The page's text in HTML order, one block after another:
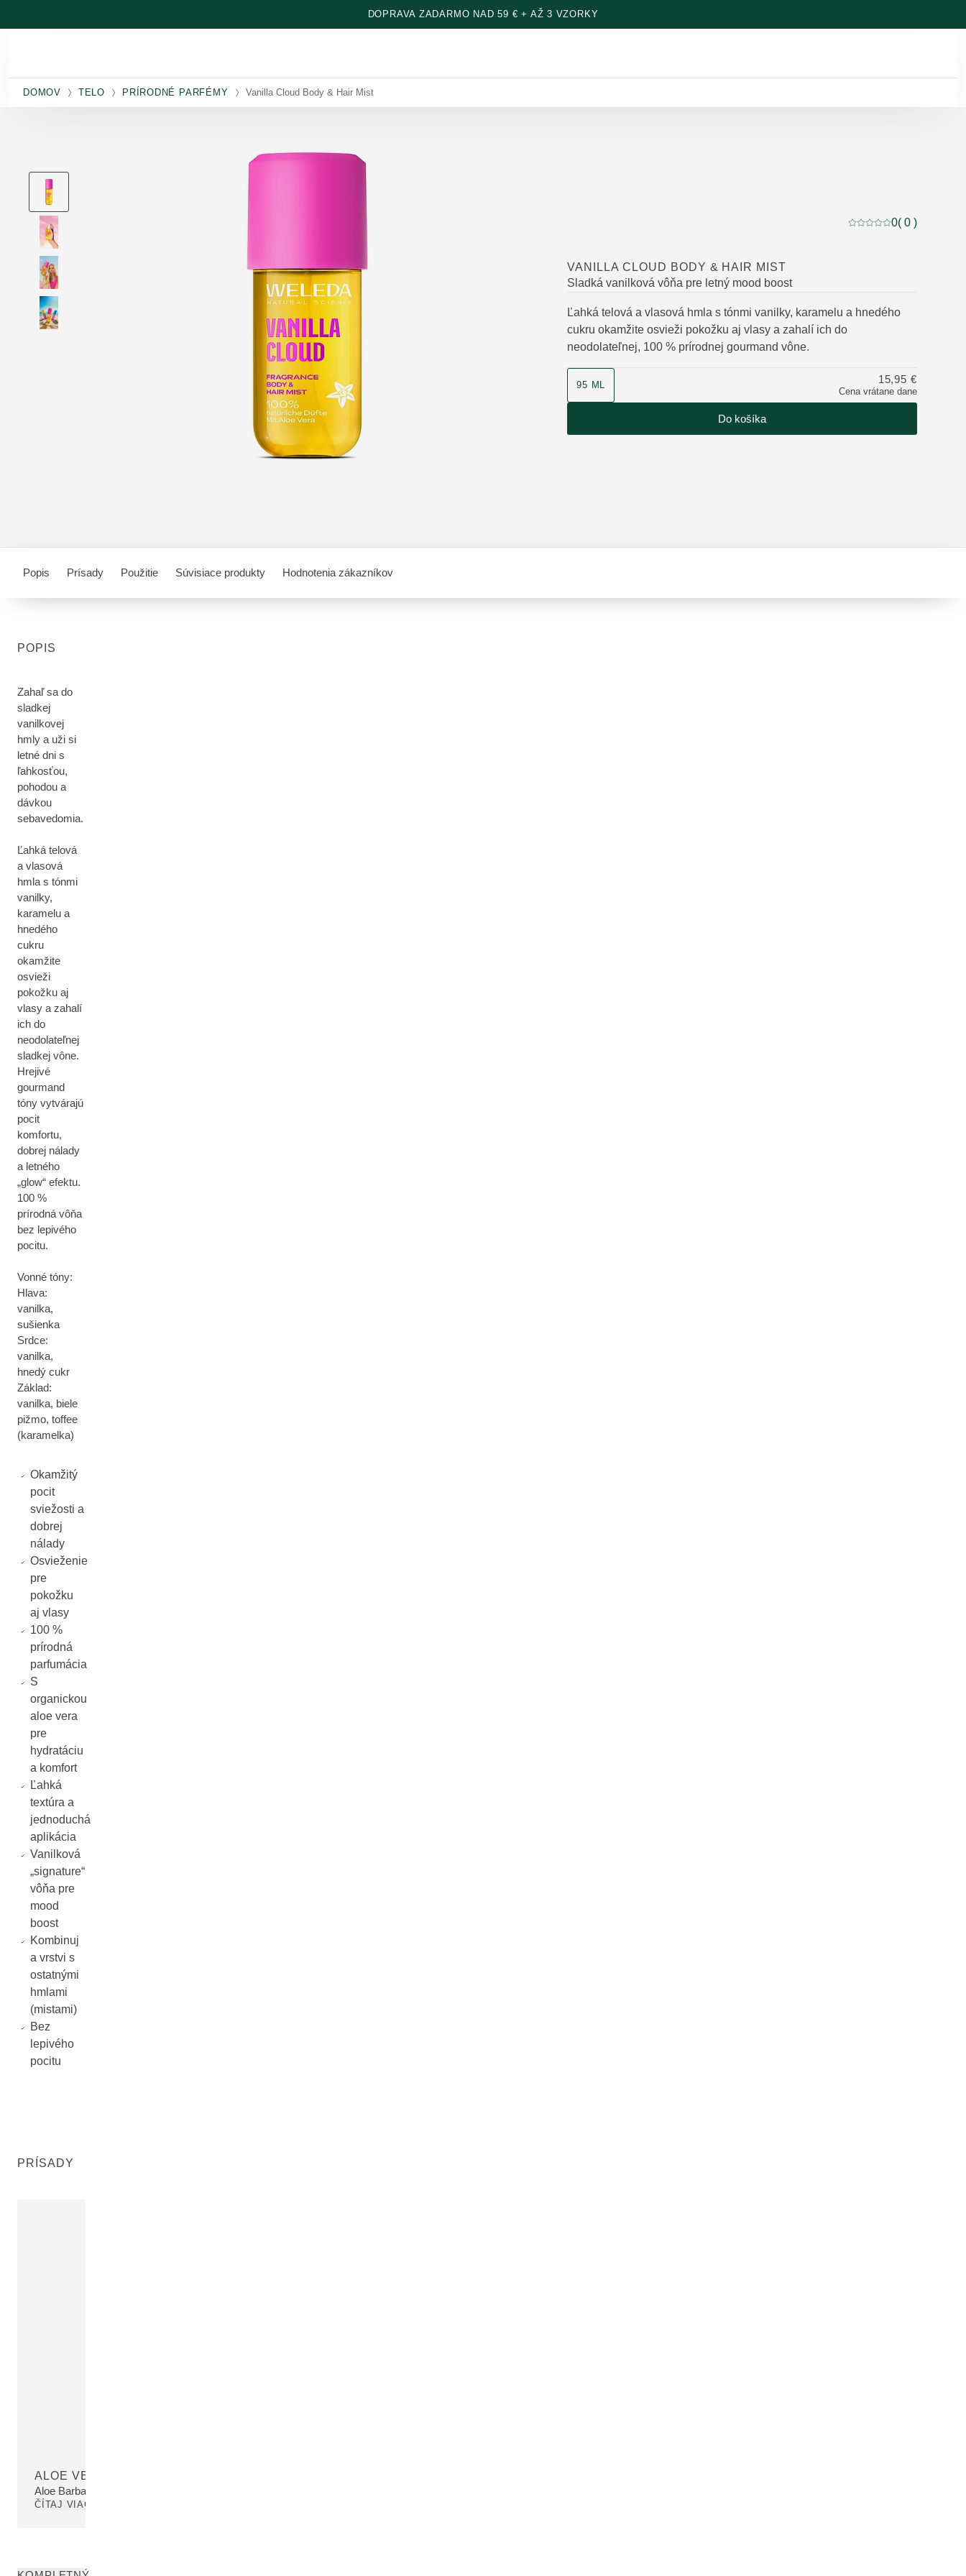
DOPRAVA ZADARMO NAD 59 € + AŽ 3 VZORKY
DOMOV TELO PRÍRODNÉ PARFÉMY Vanilla Cloud Body & Hair Mist
Aktuálne hodnotenie:
0( 0 )
VANILLA CLOUD BODY & HAIR MIST
Sladká vanilková vôňa pre letný mood boost
Ľahká telová a vlasová hmla s tónmi vanilky, karamelu a hnedého
cukru okamžite osvieži pokožku aj vlasy a zahalí ich do
neodolateľnej, 100 % prírodnej gourmand vône.
95 ML
Cena vrátane dane
15,95 €
Do košíka
Popis Prísady Použitie Súvisiace produkty Hodnotenia zákazníkov
POPIS
Zahaľ sa do
sladkej
vanilkovej
hmly a uži si
letné dni s
ľahkosťou,
pohodou a
dávkou
sebavedomia.
Ľahká telová
a vlasová
hmla s tónmi
vanilky,
karamelu a
hnedého
cukru
okamžite
osvieži
pokožku aj
vlasy a zahalí
ich do
neodolateľnej
sladkej vône.
Hrejivé
gourmand
tóny vytvárajú
pocit
komfortu,
dobrej nálady
a letného
„glow“ efektu.
100 %
prírodná vôňa
bez lepivého
pocitu.
Vonné tóny:
Hlava:
vanilka,
sušienka
Srdce:
vanilka,
hnedý cukr
Základ:
vanilka, biele
pižmo, toffee
(karamelka)
Okamžitý
pocit
sviežosti a
dobrej
nálady
Osvieženie
pre
pokožku
aj vlasy
100 %
prírodná
parfumácia
S
organickou
aloe vera
pre
hydratáciu
a komfort
Ľahká
textúra a
jednoduchá
aplikácia
Vanilková
„signature“
vôňa pre
mood
boost
Kombinuj
a vrstvi s
ostatnými
hmlami
(mistami)
Bez
lepivého
pocitu
PRÍSADY
ALOE VERA
Aloe Barbadensis Leaf Juice
ČÍTAJ VIAC